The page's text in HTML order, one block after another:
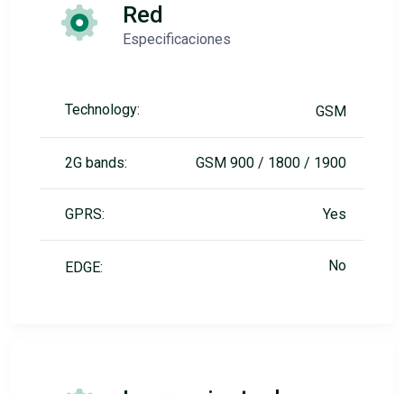
Red
Especificaciones
Technology: GSM
2G bands: GSM 900 / 1800 / 1900
GPRS: Yes
EDGE: No